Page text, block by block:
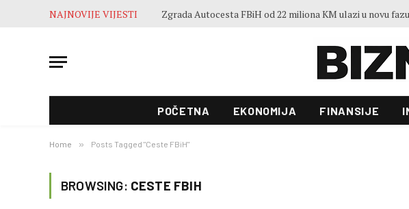
NAJNOVIJE VIJESTI
POČETNA EKONOMIJA FINANSIJE
Home » Posts Tagged "Ceste FBiH"
BROWSING: CESTE FBIH